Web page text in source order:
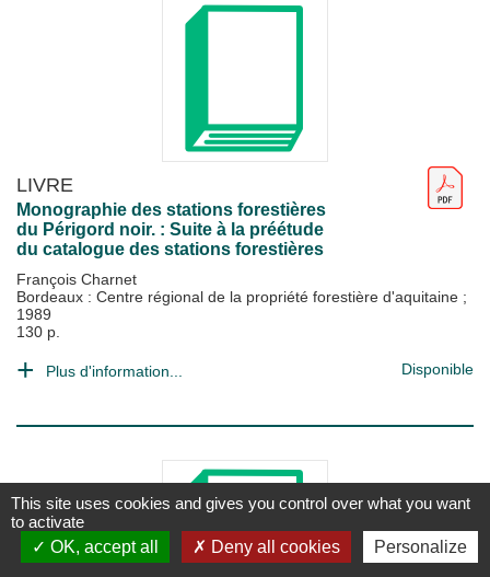
LIVRE
Monographie des stations forestières
du Périgord noir. : Suite à la préétude
du catalogue des stations forestières
François Charnet
Bordeaux : Centre régional de la propriété forestière d'aquitaine ;
1989
130 p.
Plus d'information... Disponible
This site uses cookies and gives you control over what you want
to activate
OK, accept all
Deny all cookies Personalize